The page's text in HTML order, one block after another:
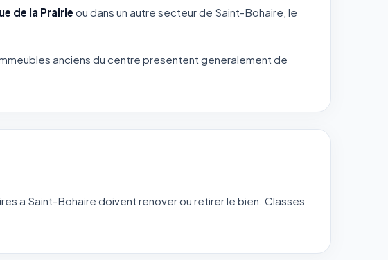
de la Prairie ou dans un autre secteur de Saint-Bohaire, le
anciens du centre presentent generalement de
a Saint-Bohaire doivent renover ou retirer le bien. Classes